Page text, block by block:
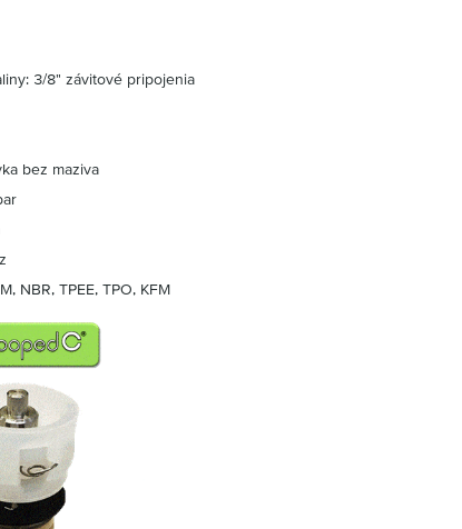
3/8" závitové pripojenia
bez maziva
NBR, TPEE, TPO, KFM